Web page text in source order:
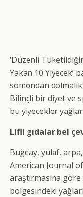
‘Düzenli
Yakan 10 Yiyecek’
somondan dolmalık
Bilinçli bir diyet ve
bu yiyecekler
Lifli gıdalar bel
Buğday, yulaf,
American Journal
araştırmasına
bölgesindeki